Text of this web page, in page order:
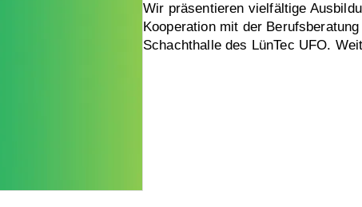
Wir präsentieren vielfältige
Kooperation mit der
Schachthalle des LünTec UFO.